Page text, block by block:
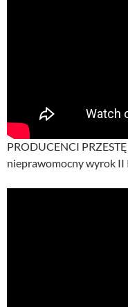
PRODUCENCI
nieprawomocny wyrok II